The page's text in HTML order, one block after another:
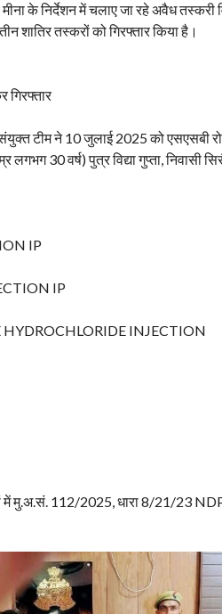
के निर्देशन में चलाए जा रहे अवैध
शातिर तस्करों को गिरफ्तार किया है।
गिरफ्तार
टीम ने 10 जुलाई 2025 को एसएसबी
30 वर्ष) पुत्र विद्या गुप्ता, निवासी
IP
IP
INJECTION
में मु.अ.सं. 112/2025, धारा 8/21/23